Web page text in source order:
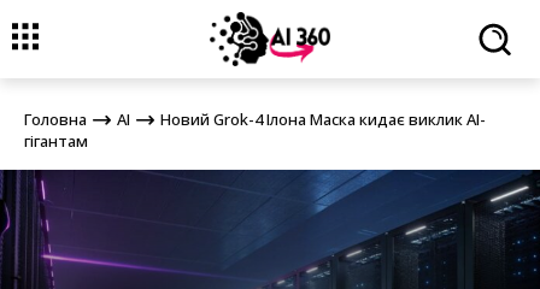
Головна Новий Grok-4 Ілона Маска кидає виклик AI-гігантам
Головна AI
Новий Grok-4 Ілона Маска кидає виклик AI-
гігантам